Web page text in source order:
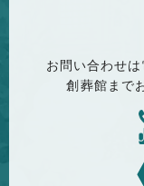
お問い合わせ
創葬館まで